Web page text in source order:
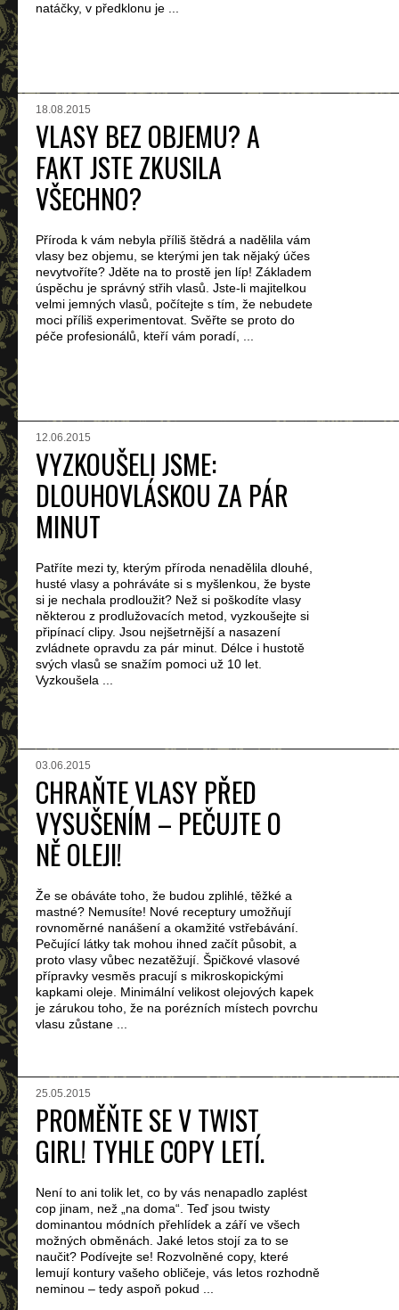
natáčky, v předklonu je ...
18.08.2015
VLASY BEZ OBJEMU? A
FAKT JSTE ZKUSILA
VŠECHNO?
Příroda k vám nebyla příliš štědrá a nadělila vám
vlasy bez objemu, se kterými jen tak nějaký účes
nevytvoříte? Jděte na to prostě jen líp! Základem
úspěchu je správný střih vlasů. Jste-li majitelkou
velmi jemných vlasů, počítejte s tím, že nebudete
moci příliš experimentovat. Svěřte se proto do
péče profesionálů, kteří vám poradí, ...
12.06.2015
VYZKOUŠELI JSME:
DLOUHOVLÁSKOU ZA PÁR
MINUT
Patříte mezi ty, kterým příroda nenadělila dlouhé,
husté vlasy a pohráváte si s myšlenkou, že byste
si je nechala prodloužit? Než si poškodíte vlasy
některou z prodlužovacích metod, vyzkoušejte si
připínací clipy. Jsou nejšetrnější a nasazení
zvládnete opravdu za pár minut. Délce i hustotě
svých vlasů se snažím pomoci už 10 let.
Vyzkoušela ...
03.06.2015
CHRAŇTE VLASY PŘED
VYSUŠENÍM – PEČUJTE O
NĚ OLEJI!
Že se obáváte toho, že budou zplihlé, těžké a
mastné? Nemusíte! Nové receptury umožňují
rovnoměrné nanášení a okamžité vstřebávání.
Pečující látky tak mohou ihned začít působit, a
proto vlasy vůbec nezatěžují. Špičkové vlasové
přípravky vesměs pracují s mikroskopickými
kapkami oleje. Minimální velikost olejových kapek
je zárukou toho, že na porézních místech povrchu
vlasu zůstane ...
25.05.2015
PROMĚŇTE SE V TWIST
GIRL! TYHLE COPY LETÍ.
Není to ani tolik let, co by vás nenapadlo zaplést
cop jinam, než „na doma“. Teď jsou twisty
dominantou módních přehlídek a září ve všech
možných obměnách. Jaké letos stojí za to se
naučit? Podívejte se! Rozvolněné copy, které
lemují kontury vašeho obličeje, vás letos rozhodně
neminou – tedy aspoň pokud ...